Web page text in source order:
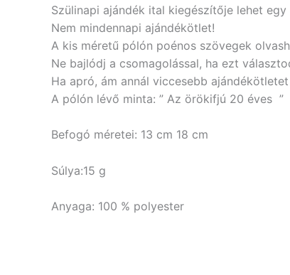
Szülinapi ajándék ital kiegészítője lehet
Nem mindennapi ajándékötlet!
A kis méretű pólón poénos szövegek
Ne bajlódj a csomagolással, ha ezt
Ha apró, ám annál viccesebb
A pólón lévő minta: ” Az örökifjú 20 éves ”
Befogó méretei: 13 cm 18 cm
Súlya:15 g
Anyaga: 100 % polyester